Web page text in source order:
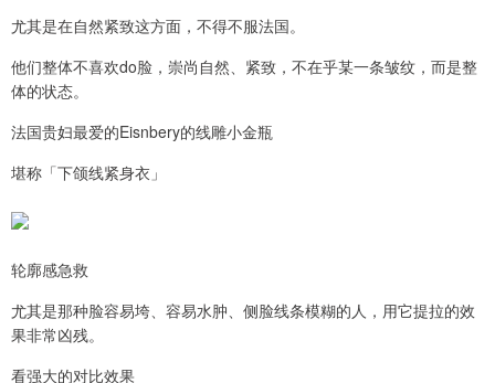
尤其是在自然紧致这方面，不得不服法国。
他们整体不喜欢do脸，崇尚自然、紧致，不在乎某一条皱纹，而是整
体的状态。
法国贵妇最爱的Eisnbery的线雕小金瓶
堪称「下颌线紧身衣」
轮廓感急救
尤其是那种脸容易垮、容易水肿、侧脸线条模糊的人，用它提拉的效
果非常凶残。
看强大的对比效果